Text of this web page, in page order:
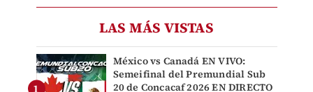
LAS MÁS VISTAS
México vs Canadá EN VIVO:
Semeifinal del Premundial Sub
20 de Concacaf 2026 EN DIRECTO